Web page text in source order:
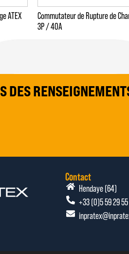
ATEX
Commutateur de Rupture de
3P / 40A
DES
Contact
Hendaye (64)
+33 (0)5 59 29